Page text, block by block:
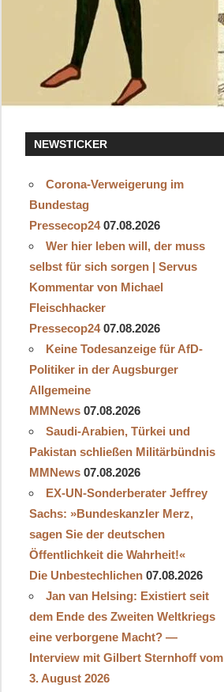
NEWSTICKER
Corona-Verweigerung im
Bundestag
Pressecop24 07.08.2026
Wer hier leben will, der muss
selbst für sich sorgen | Servus
Kommentar von Michael
Fleischhacker
Pressecop24 07.08.2026
Keine Todesanzeige für AfD-
Politiker in der Augsburger
Allgemeine
MMNews 07.08.2026
Saudi-Arabien, Türkei und
Pakistan schließen Militärbündnis
MMNews 07.08.2026
EX-UN-Sonderberater Jeffrey
Sachs: »Bundeskanzler Merz,
sagen Sie der deutschen
Öffentlichkeit die Wahrheit!«
Die Unbestechlichen 07.08.2026
Jan van Helsing: Existiert seit
dem Ende des Zweiten Weltkriegs
eine verborgene Macht? —
Interview mit Gilbert Sternhoff vom
3. August 2026